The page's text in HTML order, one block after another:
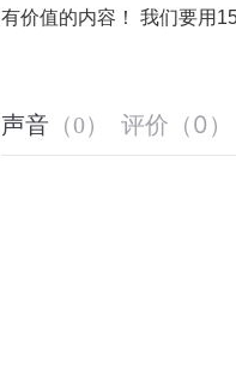
有价值的内容！ 我们要用
声音 （0） 评价 （0 ）